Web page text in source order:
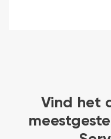
Vind het